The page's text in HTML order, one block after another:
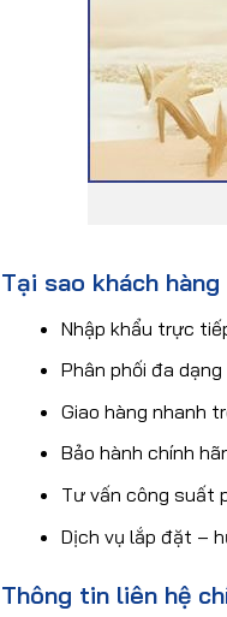
Tại sao khách
Nhập khẩu trực
Phân phối đa
Giao hàng nhanh
Bảo hành chính
Tư vấn công suất
Dịch vụ lắp đặt –
Thông tin liên hệ